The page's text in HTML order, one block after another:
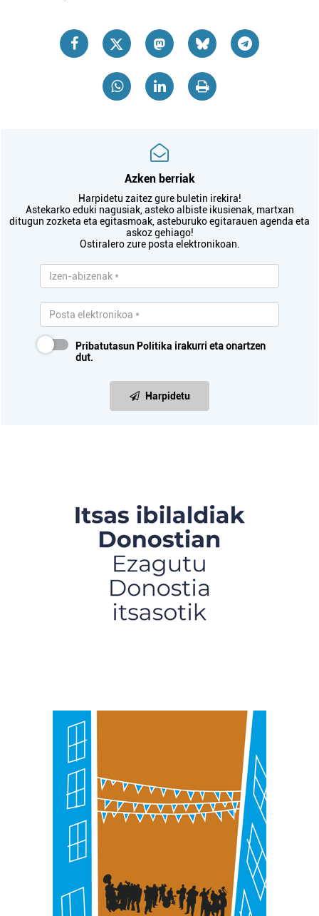
Azken berriak
Harpidetu zaitez gure buletin irekira!
Astekarko eduki nagusiak, asteko albiste ikusienak, martxan
ditugun zozketa eta egitasmoak, asteburuko egitarauen agenda eta
askoz gehiago!
Ostiralero zure posta elektronikoan.
Pribatutasun Politika irakurri eta onartzen
dut.
Harpidetu